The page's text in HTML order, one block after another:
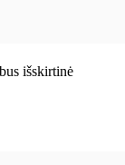
išskirtinė